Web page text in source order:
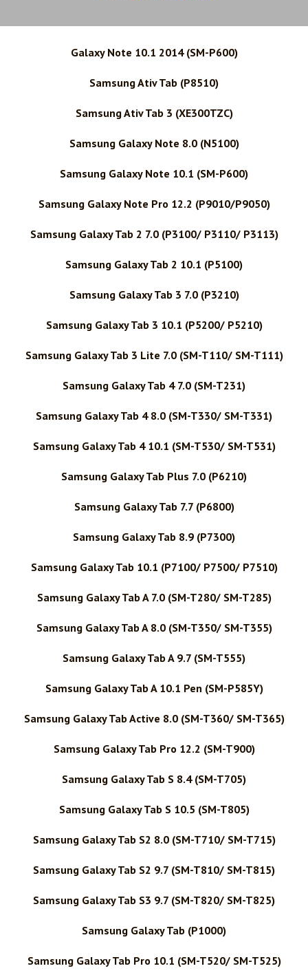
Galaxy Note 10.1 2014 (SM-P600)
Samsung Ativ Tab (P8510)
Samsung Ativ Tab 3 (XE300TZC)
Samsung Galaxy Note 8.0 (N5100)
Samsung Galaxy Note 10.1 (SM-P600)
Samsung Galaxy Note Pro 12.2 (P9010/P9050)
Samsung Galaxy Tab 2 7.0 (P3100/ P3110/ P3113)
Samsung Galaxy Tab 2 10.1 (P5100)
Samsung Galaxy Tab 3 7.0 (P3210)
Samsung Galaxy Tab 3 10.1 (P5200/ P5210)
Samsung Galaxy Tab 3 Lite 7.0 (SM-T110/ SM-T111)
Samsung Galaxy Tab 4 7.0 (SM-T231)
Samsung Galaxy Tab 4 8.0 (SM-T330/ SM-T331)
Samsung Galaxy Tab 4 10.1 (SM-T530/ SM-T531)
Samsung Galaxy Tab Plus 7.0 (P6210)
Samsung Galaxy Tab 7.7 (P6800)
Samsung Galaxy Tab 8.9 (P7300)
Samsung Galaxy Tab 10.1 (P7100/ P7500/ P7510)
Samsung Galaxy Tab A 7.0 (SM-T280/ SM-T285)
Samsung Galaxy Tab A 8.0 (SM-T350/ SM-T355)
Samsung Galaxy Tab A 9.7 (SM-T555)
Samsung Galaxy Tab A 10.1 Pen (SM-P585Y)
Samsung Galaxy Tab Active 8.0 (SM-T360/ SM-T365)
Samsung Galaxy Tab Pro 12.2 (SM-T900)
Samsung Galaxy Tab S 8.4 (SM-T705)
Samsung Galaxy Tab S 10.5 (SM-T805)
Samsung Galaxy Tab S2 8.0 (SM-T710/ SM-T715)
Samsung Galaxy Tab S2 9.7 (SM-T810/ SM-T815)
Samsung Galaxy Tab S3 9.7 (SM-T820/ SM-T825)
Samsung Galaxy Tab (P1000)
Samsung Galaxy Tab Pro 10.1 (SM-T520/ SM-T525)